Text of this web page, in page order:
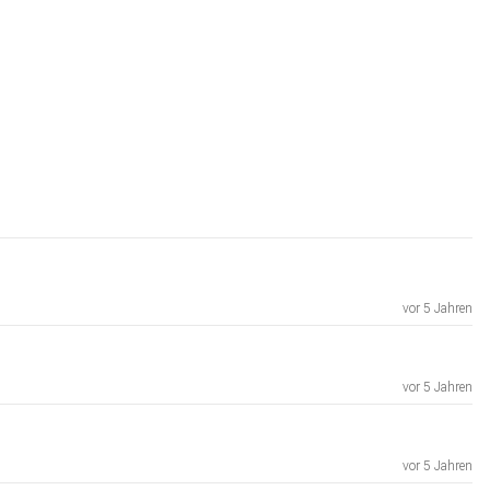
vor 5 Jahren
vor 5 Jahren
vor 5 Jahren